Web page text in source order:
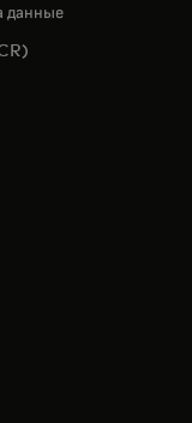
данные
a new tab
a new tab